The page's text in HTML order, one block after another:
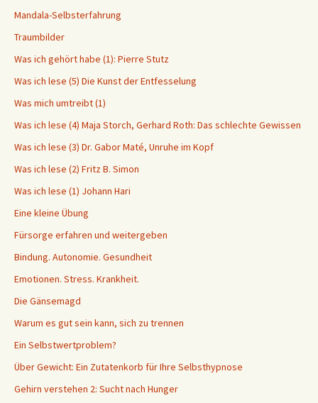
Mandala-Selbsterfahrung
Traumbilder
Was ich gehört habe (1): Pierre Stutz
Was ich lese (5) Die Kunst der Entfesselung
Was mich umtreibt (1)
Was ich lese (4) Maja Storch, Gerhard Roth: Das schlechte Gewissen
Was ich lese (3) Dr. Gabor Maté, Unruhe im Kopf
Was ich lese (2) Fritz B. Simon
Was ich lese (1) Johann Hari
Eine kleine Übung
Fürsorge erfahren und weitergeben
Bindung. Autonomie. Gesundheit
Emotionen. Stress. Krankheit.
Die Gänsemagd
Warum es gut sein kann, sich zu trennen
Ein Selbstwertproblem?
Über Gewicht: Ein Zutatenkorb für Ihre Selbsthypnose
Gehirn verstehen 2: Sucht nach Hunger